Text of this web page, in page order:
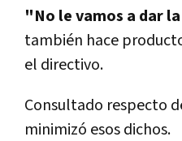
"No le vamos a dar
también hace
el directivo.
Consultado respecto
minimizó esos dichos.